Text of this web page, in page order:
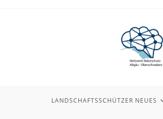
LANDSCHAFTSSCHÜTZER NEUES